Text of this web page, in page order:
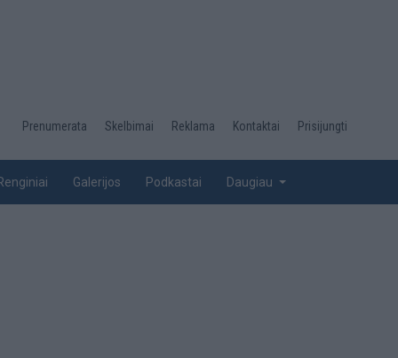
Desktop
top
Prenumerata Skelbimai Reklama Kontaktai Prisijungti
Galerijos Podkastai Daugiau